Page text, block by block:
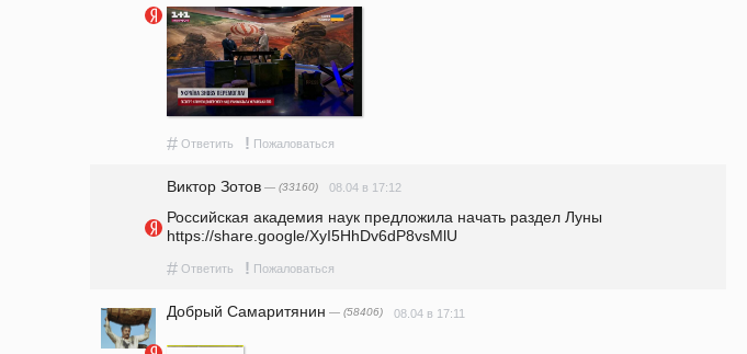
# Ответить ! Пожаловаться
Виктор Зотов — (33160) 08.04 в 17:12
Российская академия наук предложила начать раздел Луны
https://share.google/XyI5HhDv6dP8vsMlU
# Ответить ! Пожаловаться
Добрый Самаритянин — (58406) 08.04 в 17:11